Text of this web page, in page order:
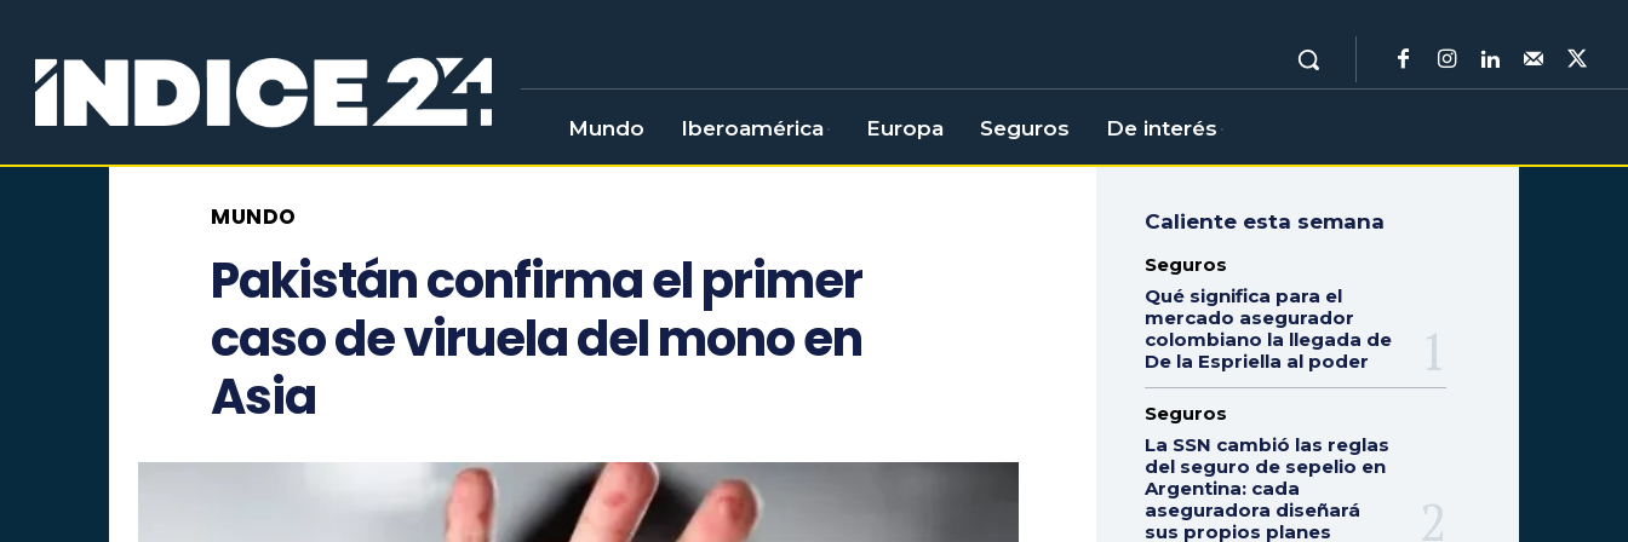
Mundo Iberoamérica Europa Seguros De interés
MUNDO
Pakistán confirma el primer
caso de viruela del mono en
Asia
Caliente esta semana
Seguros
Qué significa para el
mercado asegurador
colombiano la llegada de
De la Espriella al poder
Seguros
La SSN cambió las reglas
del seguro de sepelio en
Argentina: cada
aseguradora diseñará
sus propios planes